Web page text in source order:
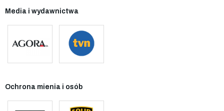
Media i wydawnictwa
Ochrona mienia i osób